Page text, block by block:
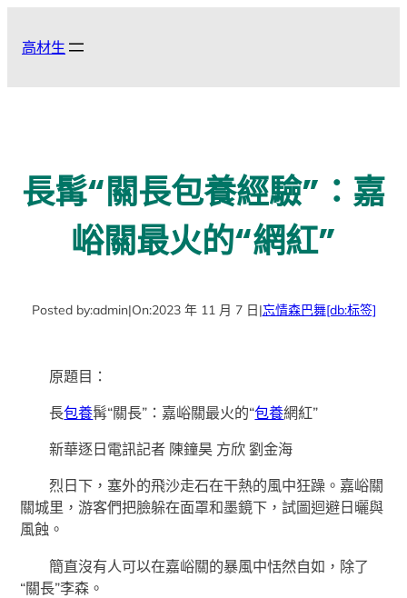
高材生
長髯“關長包養經驗”：嘉
峪關最火的“網紅”
Posted by:admin|On:2023 年 11 月 7 日|忘情森巴舞[db:标签]
原題目：
長包養髯“關長”：嘉峪關最火的“包養網紅”
新華逐日電訊記者 陳鐘昊 方欣 劉金海
烈日下，塞外的飛沙走石在干熱的風中狂躁。嘉峪關
關城里，游客們把臉躲在面罩和墨鏡下，試圖迴避日曬與
風蝕。
簡直沒有人可以在嘉峪關的暴風中恬然自如，除了
“關長”李森。